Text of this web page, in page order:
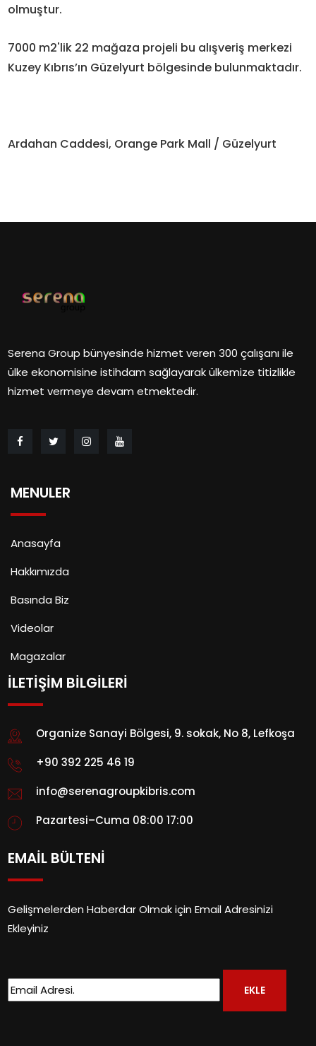
olmuştur.
7000 m2'lik 22 mağaza projeli bu alışveriş merkezi
Kuzey Kıbrıs’ın Güzelyurt bölgesinde bulunmaktadır.
Ardahan Caddesi, Orange Park Mall / Güzelyurt
Serena Group bünyesinde hizmet veren 300 çalışanı ile
ülke ekonomisine istihdam sağlayarak ülkemize titizlikle
hizmet vermeye devam etmektedir.
MENULER
Anasayfa
Hakkımızda
Basında Biz
Videolar
Magazalar
İLETİŞİM BİLGİLERİ
Organize Sanayi Bölgesi, 9. sokak, No 8, Lefkoşa
+90 392 225 46 19
info@serenagroupkibris.com
Pazartesi–Cuma 08:00 17:00
EMAİL BÜLTENİ
Gelişmelerden Haberdar Olmak için Email Adresinizi
Ekleyiniz